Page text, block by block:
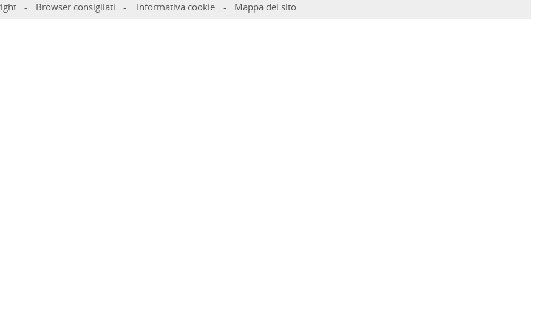
Browser consigliati Informativa cookie Mappa del sito